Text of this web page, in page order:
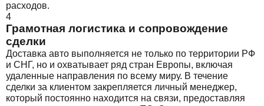
расходов.
4
Грамотная логистика и сопровождение
сделки
Доставка авто выполняется не только по территории РФ
и СНГ, но и охватывает ряд стран Европы, включая
удаленные направления по всему миру. В течение
сделки за клиентом закрепляется личный менеджер,
который постоянно находится на связи, предоставляя